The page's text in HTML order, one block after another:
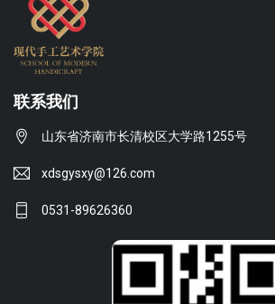
联系我们
山东省济南市长清校区大学路1255号
xdsgysxy@126.com
0531-89626360